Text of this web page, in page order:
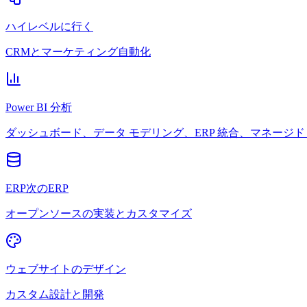
ハイレベルに行く
CRMとマーケティング自動化
Power BI 分析
ダッシュボード、データ モデリング、ERP 統合、マネージド
ERP次のERP
オープンソースの実装とカスタマイズ
ウェブサイトのデザイン
カスタム設計と開発